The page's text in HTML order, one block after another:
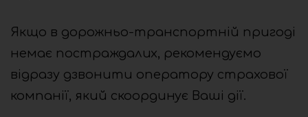
Якщо в дорожньо-транспортній пригоді
немає постраждалих, рекомендуємо
відразу дзвонити оператору страхової
компанії, який скоординує Ваші дії.